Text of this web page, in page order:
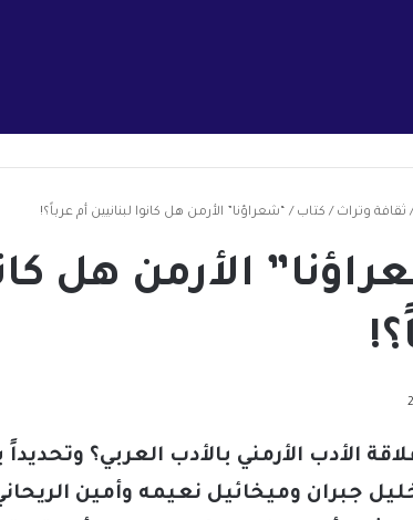
/ ثقافة وتراث / كتاب / “شعراؤنا” الأرمن هل كانوا لبنانيين أم عرباً؟!
الأرمن هل
الأدب الأرمني بالأدب العربي؟ وتحديداً
جبران وميخائيل نعيمه وأمين